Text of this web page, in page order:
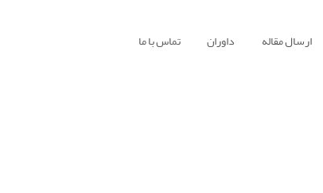
ارسال مقاله داوران تماس با ما